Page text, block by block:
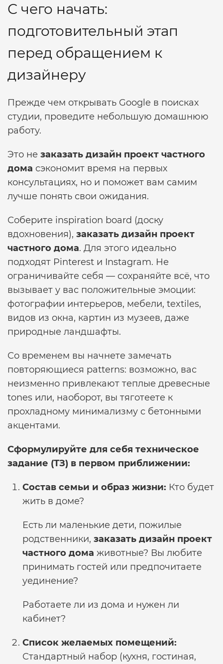
С чего начать:
подготовительный этап
перед обращением к
дизайнеру
Прежде чем открывать Google в поисках
студии, проведите небольшую домашнюю
работу.
Это не заказать дизайн проект частного
дома сэкономит время на первых
консультациях, но и поможет вам самим
лучше понять свои ожидания.
Соберите inspiration board (доску
вдохновения), заказать дизайн проект
частного дома. Для этого идеально
подходят Pinterest и Instagram. Не
ограничивайте себя — сохраняйте всё, что
вызывает у вас положительные эмоции:
фотографии интерьеров, мебели, textiles,
видов из окна, картин из музеев, даже
природные ландшафты.
Со временем вы начнете замечать
повторяющиеся patterns: возможно, вас
неизменно привлекают теплые древесные
tones или, наоборот, вы тяготеете к
прохладному минимализму с бетонными
акцентами.
Сформулируйте для себя техническое
задание (ТЗ) в первом приближении:
Состав семьи и образ жизни: Кто будет
жить в доме?
Есть ли маленькие дети, пожилые
родственники, заказать дизайн проект
частного дома животные? Вы любите
принимать гостей или предпочитаете
уединение?
Работаете ли из дома и нужен ли
кабинет?
Список желаемых помещений:
Стандартный набор (кухня, гостиная,